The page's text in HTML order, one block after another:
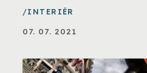
INTERIÉR
07. 07. 2021